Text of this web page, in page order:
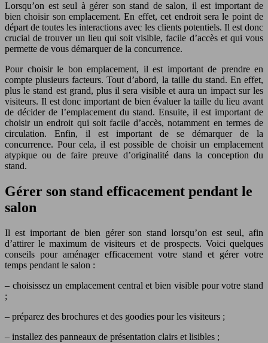
Lorsqu’on est seul à gérer son stand de salon, il est important de
bien choisir son emplacement. En effet, cet endroit sera le point de
départ de toutes les interactions avec les clients potentiels. Il est donc
crucial de trouver un lieu qui soit visible, facile d’accès et qui vous
permette de vous démarquer de la concurrence.
Pour choisir le bon emplacement, il est important de prendre en
compte plusieurs facteurs. Tout d’abord, la taille du stand. En effet,
plus le stand est grand, plus il sera visible et aura un impact sur les
visiteurs. Il est donc important de bien évaluer la taille du lieu avant
de décider de l’emplacement du stand. Ensuite, il est important de
choisir un endroit qui soit facile d’accès, notamment en termes de
circulation. Enfin, il est important de se démarquer de la
concurrence. Pour cela, il est possible de choisir un emplacement
atypique ou de faire preuve d’originalité dans la conception du
stand.
Gérer son stand efficacement pendant le
salon
Il est important de bien gérer son stand lorsqu’on est seul, afin
d’attirer le maximum de visiteurs et de prospects. Voici quelques
conseils pour aménager efficacement votre stand et gérer votre
temps pendant le salon :
– choisissez un emplacement central et bien visible pour votre stand
;
– préparez des brochures et des goodies pour les visiteurs ;
– installez des panneaux de présentation clairs et lisibles ;